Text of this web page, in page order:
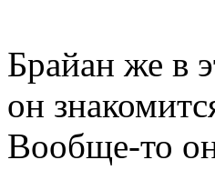
Брайан же в
он
Вообще-то